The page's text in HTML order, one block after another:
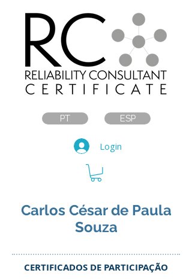
PT ESP
Login
Carlos César de Paula
Souza
CERTIFICADOS DE PARTICIPAÇÃO